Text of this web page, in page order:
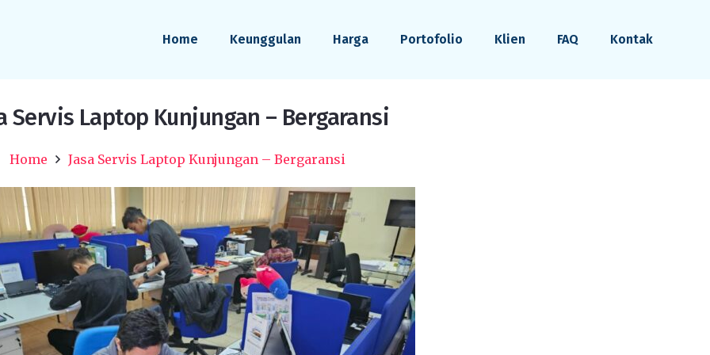
Home Keunggulan Harga Portofolio Klien FAQ Kontak
Servis Laptop Kunjungan – Bergaransi
Home Jasa Servis Laptop Kunjungan – Bergaransi